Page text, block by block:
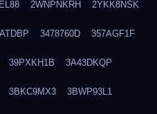
2WNPNKRH 2YKK8NSK
3478760D 357AGF1F
39PXKH1B 3A43DKQP
3BKC9MX3 3BWP93L1